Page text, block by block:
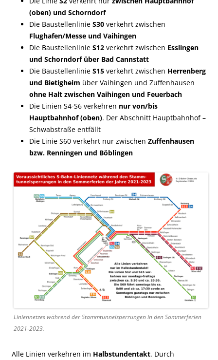
(oben) und Schorndorf
Die Baustellenlinie S30 verkehrt zwischen
Flughafen/Messe und Vaihingen
Die Baustellenlinie S12 verkehrt zwischen Esslingen
und Schorndorf über Bad Cannstatt
Die Baustellenlinie S15 verkehrt zwischen Herrenberg
und Bietigheim über Vaihingen und Zuffenhausen
ohne Halt zwischen Vaihingen und Feuerbach
Die Linien S4-S6 verkehren nur von/bis
Hauptbahnhof (oben). Der Abschnitt Hauptbahnhof –
Schwabstraße entfällt
Die Linie S60 verkehrt nur zwischen Zuffenhausen
bzw. Renningen und Böblingen
Liniennetzes während der Stammtunnelsperrungen in den Sommerferien
2021-2023.
Alle Linien verkehren im Halbstundentakt. Durch